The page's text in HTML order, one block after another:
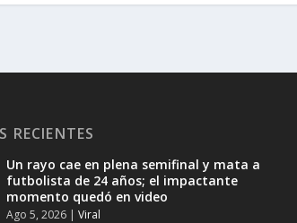
RECIENTES
Un rayo cae en plena semifinal y mata a
futbolista de 24 años; el impactante
momento quedó en video
Ago 5, 2026 |Viral